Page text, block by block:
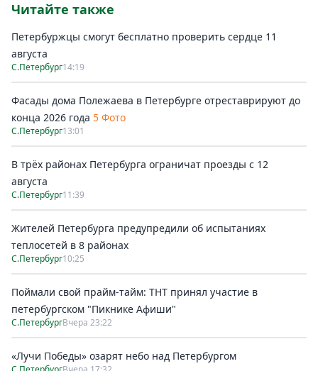
Читайте также
Петербуржцы смогут бесплатно проверить сердце 11
августа
С.Петербург14:19
Фасады дома Полежаева в Петербурге отреставрируют до
конца 2026 года 5 Фото
С.Петербург13:01
В трёх районах Петербурга ограничат проезды с 12
августа
С.Петербург11:39
Жителей Петербурга предупредили об испытаниях
теплосетей в 8 районах
С.Петербург10:25
Поймали свой прайм-тайм: ТНТ принял участие в
петербургском "Пикнике Афиши"
С.ПетербургВчера 23:22
«Лучи Победы» озарят небо над Петербургом